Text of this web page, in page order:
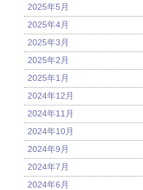
2025年5月
2025年4月
2025年3月
2025年2月
2025年1月
2024年12月
2024年11月
2024年10月
2024年9月
2024年7月
2024年6月